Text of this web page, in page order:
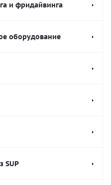
и фридайвинга
оборудование
SUP